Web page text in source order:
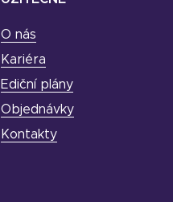
O nás
Kariéra
Ediční plány
Objednávky
Kontakty